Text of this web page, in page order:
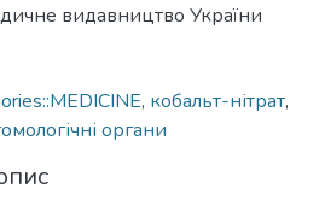
видавництво України
, кобальт-нітрат,
органи